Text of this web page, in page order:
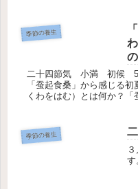
季節の養生
二十四節気 小満 初候 5
「蚕起食桑」から感じる
くわをはむ）とは何か？
季節の養生
す